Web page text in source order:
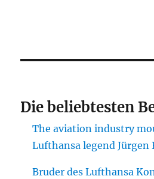
Die beliebtesten
The aviation industry
Lufthansa legend Jürgen
Bruder des Lufthansa